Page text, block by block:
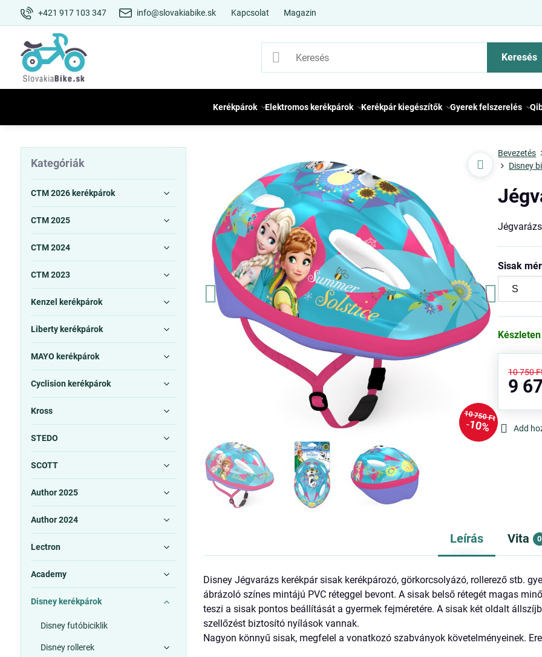
+421 917 103 347 info@slovakiabike.sk Kapcsolat Magazin
Keresés
Kerékpárok Elektromos kerékpárok Kerékpár kiegészítők Gyerek felszerelés
10 750 Ft
10%
Bevezetés
Disney
Sisak
Készleten
10 750
9
Add
Leírás Vita 0
Disney Jégvarázs kerékpár sisak kerékpározó, görkorcsolyázó, rollerező stb.
ábrázoló színes mintájú PVC réteggel bevont. A sisak belső rétegét magas
teszi a sisak pontos beállítását a gyermek fejméretére. A sisak két oldalt
szellőzést biztosító nyílások vannak.
Nagyon könnyű sisak, megfelel a vonatkozó szabványok követelményeinek.
Kategóriák
CTM 2026 kerékpárok
CTM 2025
CTM 2024
CTM 2023
Kenzel kerékpárok
Liberty kerékpárok
MAYO kerékpárok
Cyclision kerékpárok
Kross
STEDO
SCOTT
Author 2025
Author 2024
Lectron
Academy
Disney kerékpárok
Disney futóbiciklik
Disney rollerek